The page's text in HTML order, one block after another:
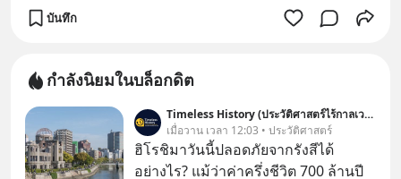
บันทึก
กำลังนิยมในบล็อกดิต
Timeless History (ประวัติศาสตร์ไร้กาลเวลา)
เมื่อวาน เวลา 12:03 • ประวัติศาสตร์
ฮิโรชิมาวันนี้ปลอดภัยจากรังสีได้
อย่างไร? แม้ว่าค่าครึ่งชีวิต 700 ล้านปี